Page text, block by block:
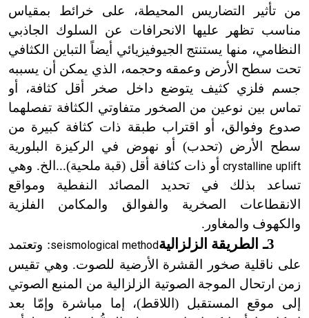
من تأثير التضاريس المحيطة، على خرائط بمقياس
مناسب تظهر عليها الانحرافات عن السلوك الجاذبي
النظامي، منها يستنتج الجيوفيزيائي أيضاً التباين الكثافي
تحت سطح الأرض وعمقه وحجمه، الذي يمكن أن يسببه
جسم فلزي كثيف يتوضع داخل صخر أقل كثافة، أو
تماس بين نوعين من الصخور متفاوتي الكثافة تفصلهما
صدوع وفوالق، أو اقتراب طبقة ذات كثافة كبيرة من
سطح الأرض (تحدب) أو نهوض في الركيزة البلورية
crystalline upliftأو ذات كثافة أقل (قبة ملحية)...الخ. وهي
تساعد بذلك في تحديد المصائد النفطية ومواقع
الانقطاعات الصخرية والفوالق والمكامن الفلزية
والكهوف والمغاور.
3ـ الطريقة الزلزالية seismological method: وتعتمد
على ناقلية صخور القشرة الأرضية للصوت. وهي تقيس
زمن ارتحال الموجة الصوتية الزلزالية من المنبع الصوتي
إلى موقع المستقبل (اللاقط)، إما مباشرة وإمّا بعد